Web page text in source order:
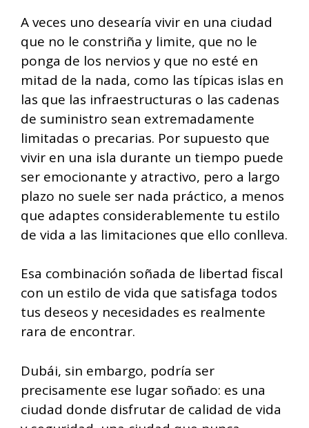
A veces uno desearía vivir en una ciudad
que no le constriña y limite, que no le
ponga de los nervios y que no esté en
mitad de la nada, como las típicas islas en
las que las infraestructuras o las cadenas
de suministro sean extremadamente
limitadas o precarias. Por supuesto que
vivir en una isla durante un tiempo puede
ser emocionante y atractivo, pero a largo
plazo no suele ser nada práctico, a menos
que adaptes considerablemente tu estilo
de vida a las limitaciones que ello conlleva.
Esa combinación soñada de libertad fiscal
con un estilo de vida que satisfaga todos
tus deseos y necesidades es realmente
rara de encontrar.
Dubái, sin embargo, podría ser
precisamente ese lugar soñado: es una
ciudad donde disfrutar de calidad de vida